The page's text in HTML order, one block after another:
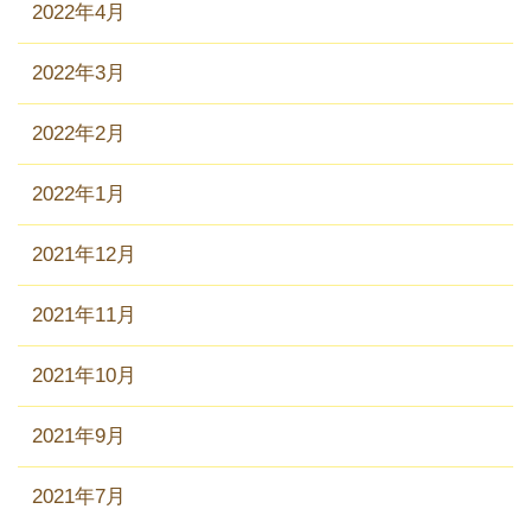
2022年4月
2022年3月
2022年2月
2022年1月
2021年12月
2021年11月
2021年10月
2021年9月
2021年7月